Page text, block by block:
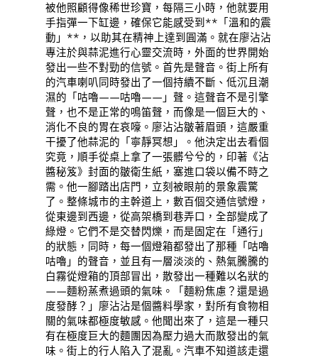
被他照顧得像稀世珍寶，每隔三小時，他就要用
手指彈一下缸邊，確保它能感受到**「溫和的震
動」**，以助其在精神上達到圓滿。就在廖沾沾
專注於與蒜泥進行心靈交流時，外面的世界開始
發出一些不對勁的信號。首先是聲音。街上所有
的汽車喇叭同時發出了一個持續不斷、低沉且潮
濕的「咕嚕——咕嚕——」聲。這聲音不是引擎
聲，也不是正常的鳴笛聲，而像是一個巨大的、
消化不良的胃在哀嚎。廖沾沾皺著眉頭，這嚴重
干擾了他蒜泥的「寧靜冥想」。他決定出去看個
究竟，順手從桌上拿了一張髒兮兮的，印著《沾
醬秘笈》封面的皺衛生紙，塞進口袋以備不時之
需。他一腳踏出店門，立刻被眼前的景象震驚
了。整條城市的主幹道上，數百個交通信號燈，
從東邊到西邊，從高架橋到巷弄口，全部變成了
綠燈。它們不是交替閃爍，而是固定在「通行」
的狀態，同時，每一個燈箱都發出了那種「咕嚕
咕嚕」的聲音，並且有一層淡淡的、熱氣騰騰的
白霧從燈箱的頂部冒出，散發出一種難以名狀的
——麵粉蒸煮過頭的氣味。「麵粉焦慮？還是過
度發酵？」廖沾沾是個醬料學家，對所有食物相
關的氣味都極度敏感。他聞出來了，這是一種只
有在極度巨大的麵團因為壓力過大而散發出的氣
味。街上的行人陷入了混亂。汽車不知道該走還